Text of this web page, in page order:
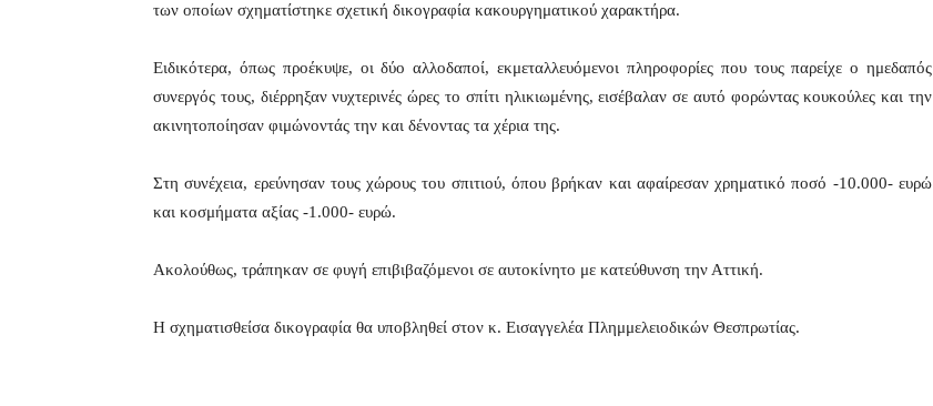
των οποίων σχηματίστηκε σχετική δικογραφία κακουργηματικού χαρακτήρα.
Ειδικότερα, όπως προέκυψε, οι δύο αλλοδαποί, εκμεταλλευόμενοι πληροφορίες που τους παρείχε ο ημεδαπός
συνεργός τους, διέρρηξαν νυχτερινές ώρες το σπίτι ηλικιωμένης, εισέβαλαν σε αυτό φορώντας κουκούλες και την
ακινητοποίησαν φιμώνοντάς την και δένοντας τα χέρια της.
Στη συνέχεια, ερεύνησαν τους χώρους του σπιτιού, όπου βρήκαν και αφαίρεσαν χρηματικό ποσό -10.000- ευρώ
και κοσμήματα αξίας -1.000- ευρώ.
Ακολούθως, τράπηκαν σε φυγή επιβιβαζόμενοι σε αυτοκίνητο με κατεύθυνση την Αττική.
Η σχηματισθείσα δικογραφία θα υποβληθεί στον κ. Εισαγγελέα Πλημμελειοδικών Θεσπρωτίας.